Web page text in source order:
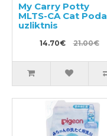
My Carry Potty
MLTS-CA Cat Poda
uzliktnis
14.70€ 21.00€